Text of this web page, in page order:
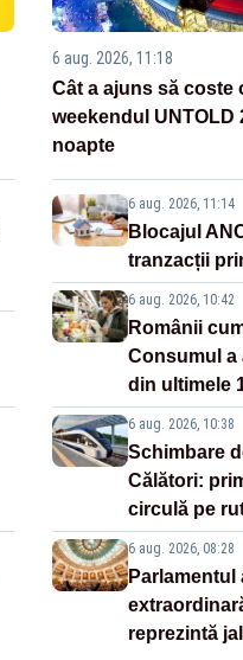
6 aug. 2026, 11:18
Cât a ajuns să coste
weekendul UNTOLD
noapte
6 aug. 2026, 11:14
Blocajul
tranzacții
6 aug. 2026, 10:42
Românii
Consumul a
din ultimele
6 aug. 2026, 10:38
Schimbare
Călători:
circulă pe
6 aug. 2026, 08:28
Parlamentul
reprezintă